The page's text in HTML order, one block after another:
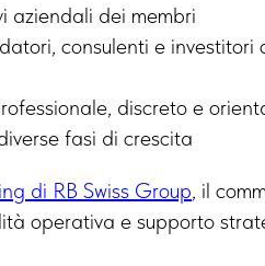
aziendali dei membri
consulenti e investitori
discreto e
fasi di crescita
di RB Swiss Group, il
operativa e supporto